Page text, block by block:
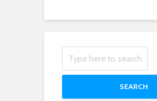
SEARCH